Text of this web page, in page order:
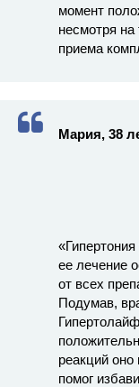
момент
несмотря
приема
Мария, 38
ее лечение
от всех
Подумав,
реакций
помог